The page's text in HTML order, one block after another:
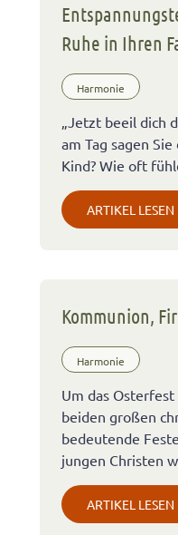
Ruhe in Ihren
Harmonie
„Jetzt beeil dich
am Tag sagen
Kind? Wie oft
ARTIKEL LESEN
Kommunion,
Harmonie
Um das
beiden großen
bedeutende
jungen Christen
ARTIKEL LESEN